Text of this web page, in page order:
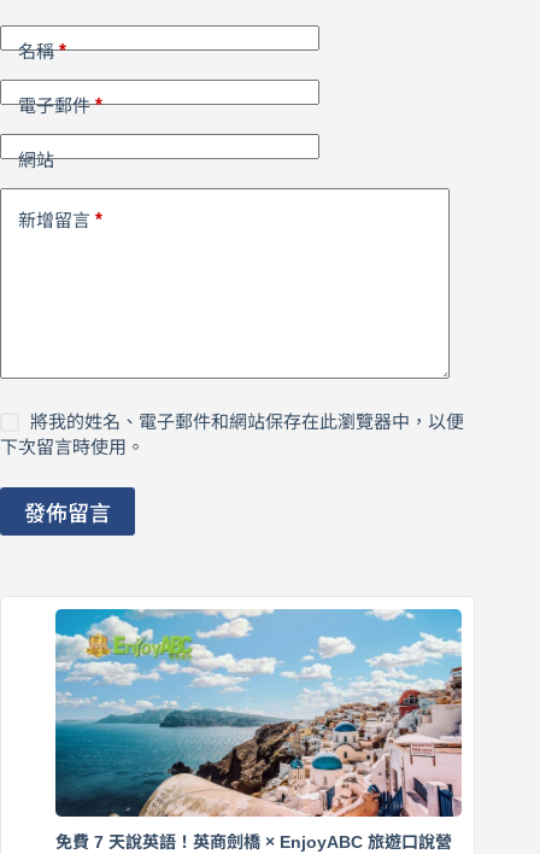
名稱*
電子郵件*
網站
新增留言 *
將我的姓名、電子郵件和網站保存在此瀏覽器中，以便
下次留言時使用。
發佈留言
免費 7 天說英語！英商劍橋 × EnjoyABC 旅遊口說營